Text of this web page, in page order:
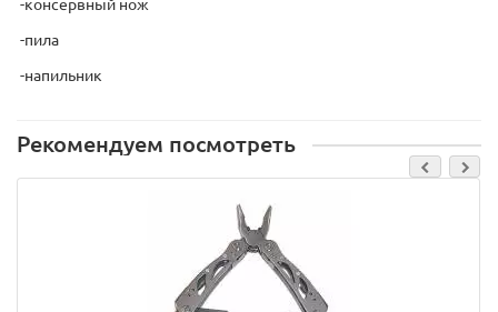
-пила
-напильник
Рекомендуем посмотреть